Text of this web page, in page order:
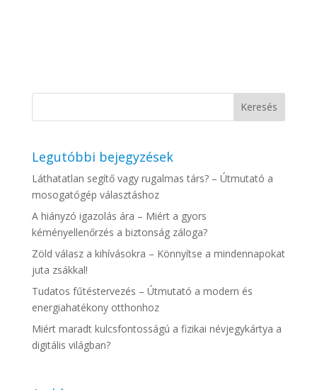
Legutóbbi bejegyzések
Láthatatlan segítő vagy rugalmas társ? – Útmutató a
mosogatógép választáshoz
A hiányzó igazolás ára – Miért a gyors
kéményellenőrzés a biztonság záloga?
Zöld válasz a kihívásokra – Könnyítse a mindennapokat
juta zsákkal!
Tudatos fűtéstervezés – Útmutató a modern és
energiahatékony otthonhoz
Miért maradt kulcsfontosságú a fizikai névjegykártya a
digitális világban?